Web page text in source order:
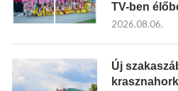
TV-ben
2026.08.06.
Új